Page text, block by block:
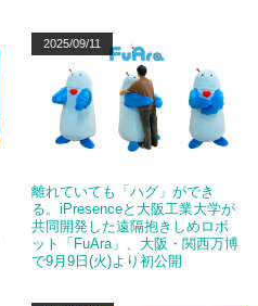
2025/09/11
離れていても「ハグ」ができ
る。iPresenceと大阪工業大学が
共同開発した遠隔抱きしめロボ
ット「FuAra」、大阪・関西万博
で9月9日(火)より初公開